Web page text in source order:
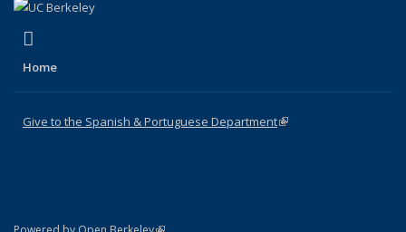
Home
Give to the Spanish & Portuguese Department(link is external)
(link is external)